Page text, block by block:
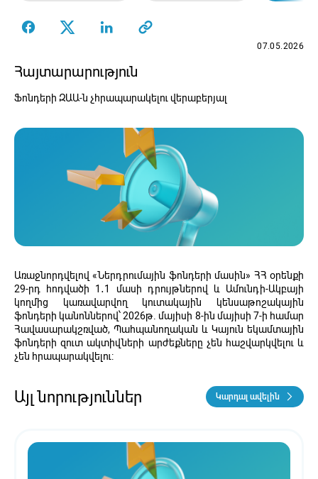
07.05.2026
Հայտարարություն
Ֆոնդերի ԶԱԱ-ն չհրապարակելու վերաբերյալ
Առաջնորդվելով «Ներդրումային ֆոնդերի մասին» ՀՀ օրենքի
29-րդ հոդվածի 1․1 մասի դրույթներով և Ամունդի-Ակբայի
կողմից կառավարվող կուտակային կենսաթոշակային
ֆոնդերի կանոններով՝ 2026թ. մայիսի 8-ին մայիսի 7-ի համար
Հավասարակշռված, Պահպանողական և Կայուն եկամտային
ֆոնդերի զուտ ակտիվների արժեքները չեն հաշվարկվելու և
չեն հրապարակվելու:
Այլ նորություններ Կարդալ ավելին